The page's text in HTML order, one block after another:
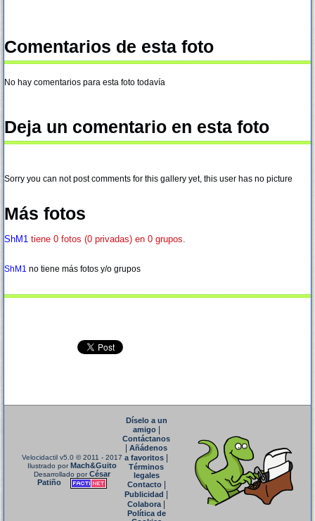
Comentarios de esta foto
No hay comentarios para esta foto todavía
Deja un comentario en esta foto
Sorry you can not post comments for this gallery yet, this user has no picture
Más fotos
ShM1 tiene 0 fotos (0 privadas) en 0 grupos.
ShM1 no tiene más fotos y/o grupos
Velocidactil v5.0 © 2011 - 2017
Ilustrado porMach&Guito
Desarrollado porCésar
Patiño
Díselo a un
amigo|
Contáctanos
Añádenos
a favoritos
Términos
legales
Contacto|
Publicidad
Colabora|
Política de